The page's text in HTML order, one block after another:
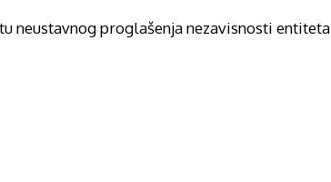
neustavnog proglašenja nezavisnosti entiteta